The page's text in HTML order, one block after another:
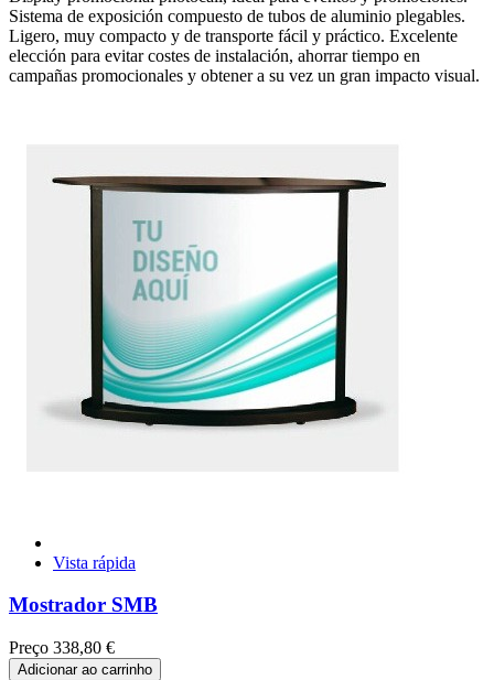
Sistema de exposición compuesto de tubos de aluminio plegables.
Ligero, muy compacto y de transporte fácil y práctico. Excelente
elección para evitar costes de instalación, ahorrar tiempo en
campañas promocionales y obtener a su vez un gran impacto visual.
Vista rápida
Mostrador SMB
Preço 338,80 €
Adicionar ao carrinho